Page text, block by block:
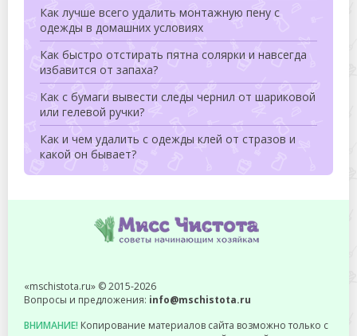
Как лучше всего удалить монтажную пену с
одежды в домашних условиях
Как быстро отстирать пятна солярки и навсегда
избавится от запаха?
Как с бумаги вывести следы чернил от шариковой
или гелевой ручки?
Как и чем удалить с одежды клей от стразов и
какой он бывает?
«mschistota.ru» © 2015-2026
Вопросы и предложения: info@mschistota.ru
ВНИМАНИЕ! Копирование материалов сайта возможно только с